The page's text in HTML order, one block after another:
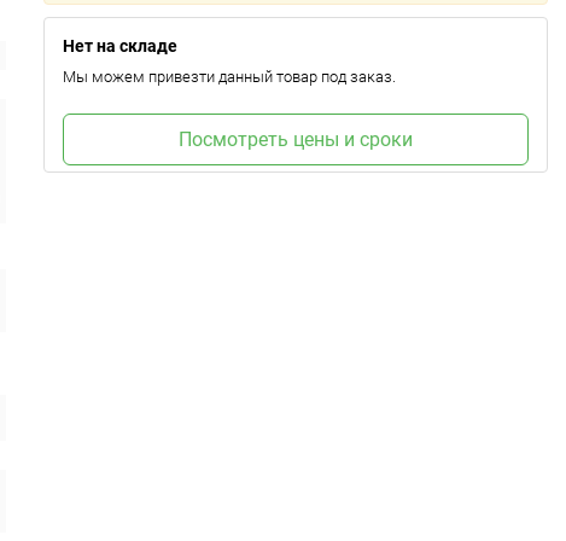
Нет на складе
Мы можем привезти данный товар под заказ.
Посмотреть цены и сроки